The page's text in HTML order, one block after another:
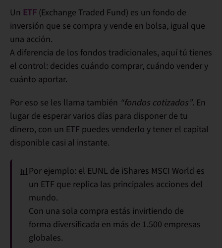
Un ETF (Exchange Traded Fund) es un fondo de
inversión que se compra y vende en bolsa, igual que
una acción.
A diferencia de los fondos tradicionales, aquí tú tienes
el control: decides cuándo comprar, cuándo vender y
cuánto aportar.
Por eso se les llama también “fondos cotizados”. En
lugar de esperar varios días para disponer de tu
dinero, con un ETF puedes venderlo y tener el capital
disponible casi al instante.
📊Por ejemplo: el EUNL de iShares MSCI World es
un ETF que replica las principales acciones del
mundo.
Con una sola compra estás invirtiendo de
forma diversificada en más de 1.500 empresas
globales.